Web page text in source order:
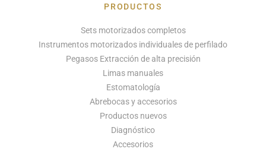
PRODUCTOS
Sets motorizados completos
Instrumentos motorizados individuales de perfilado
Pegasos Extracción de alta precisión
Limas manuales
Estomatología
Abrebocas y accesorios
Productos nuevos
Diagnóstico
Accesorios